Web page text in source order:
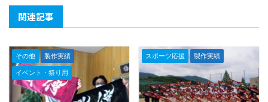
関連記事
その他
製作実績
イベント・祭り用
スポーツ応援 製作実績